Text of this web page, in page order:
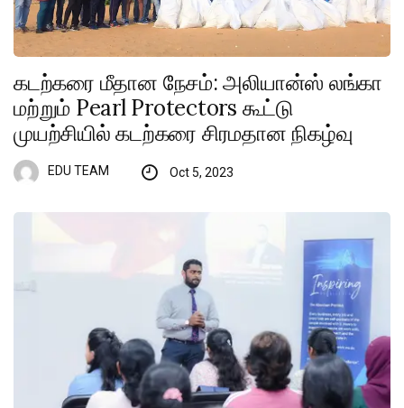
கடற்கரை மீதான நேசம்: அலியான்ஸ் லங்கா
மற்றும் Pearl Protectors கூட்டு
முயற்சியில் கடற்கரை சிரமதான நிகழ்வு
EDU TEAM Oct 5, 2023